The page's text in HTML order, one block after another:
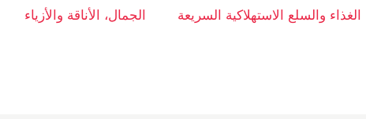
الغذاء والسلع الاستهلاكية السريعة الجمال، الأناقة والأزياء